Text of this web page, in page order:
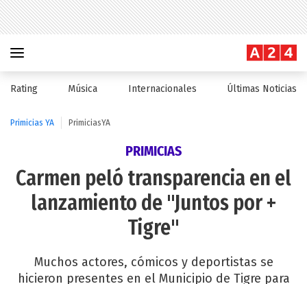
Rating Música Internacionales Últimas Noticias
Primicias YA PrimiciasYA
PRIMICIAS
Carmen peló transparencia en el
lanzamiento de "Juntos por +
Tigre"
Muchos actores, cómicos y deportistas se
hicieron presentes en el Municipio de Tigre para